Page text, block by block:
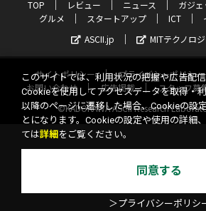
TOP レビュー ニュース ガジェ
グルメ
スタートアップ ICT
ASCII.jp
MITテクノロ
サイトポリシー プライバシーポリシー
お問い合わせ
広告掲載 スタッフ募
©KADOKAWA ASCII Research
このサイトでは、利用状況の把握や広告配信
Cookieを使用してアクセスデータを取得・
以降のページに遷移した場合、Cookieの設
とになります。Cookieの設定や使用の詳細
ては詳細 をご覧ください。
同意する
＞プライバシーポリシ